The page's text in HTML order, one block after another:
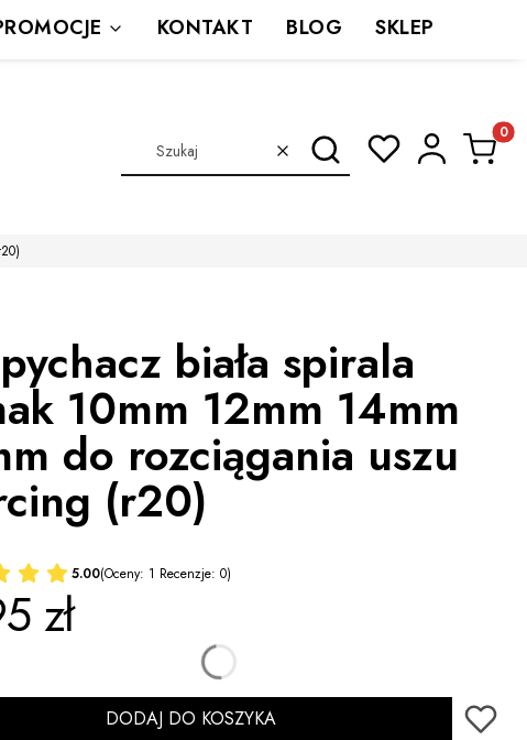
WyczyśćSzukaj
KONTAKT BLOG SKLEP
biała spirala
10mm 12mm 14mm
do rozciągania uszu
(r20)
5.00(Oceny: 1 Recenzje: 0)
zł
DODAJ DO KOSZYKA